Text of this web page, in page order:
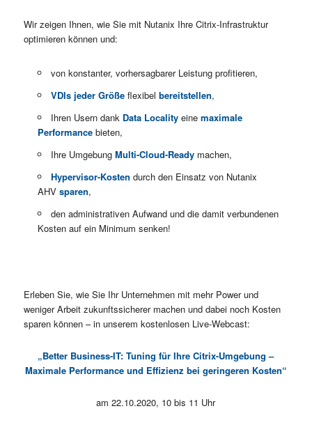
Wir zeigen Ihnen, wie Sie mit Nutanix Ihre Citrix-Infrastruktur
optimieren können und:
von konstanter, vorhersagbarer Leistung profitieren,
VDIs jeder Größeflexibel bereitstellen,
Ihren Usern dank Data Localityeine maximale
Performancebieten,
Ihre Umgebung Multi-Cloud-Readymachen,
Hypervisor-Kosten durch den Einsatz von Nutanix
AHV sparen,
den administrativen Aufwand und die damit verbundenen
Kosten auf ein Minimum senken!
Erleben Sie, wie Sie Ihr Unternehmen mit mehr Power und
weniger Arbeit zukunftssicherer machen und dabei noch Kosten
sparen können – in unserem kostenlosen Live-Webcast:
„Better Business-IT: Tuning für Ihre Citrix-Umgebung –
Maximale Performance und Effizienz bei geringeren Kosten“
am 22.10.2020, 10 bis 11 Uhr